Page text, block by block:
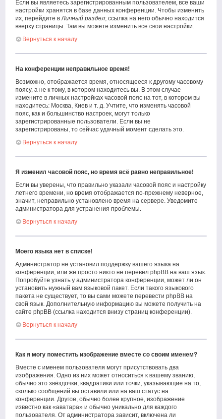
Если вы являетесь зарегистрированным пользователем, все ваши
настройки хранятся в базе данных конференции. Чтобы изменить
их, перейдите вЛичный раздел; ссылка на него обычно находится
вверху страницы. Там вы можете изменить все свои настройки.
Вернуться к началу
На конференции неправильное время!
Возможно, отображается время, относящееся к другому часовому
поясу, а не к тому, в котором находитесь вы. В этом случае
измените в личных настройках часовой пояс на тот, в котором вы
находитесь: Москва, Киев и т. д. Учтите, что изменять часовой
пояс, как и большинство настроек, могут только
зарегистрированные пользователи. Если вы не
зарегистрированы, то сейчас удачный момент сделать это.
Вернуться к началу
Я изменил часовой пояс, но время всё равно неправильное!
Если вы уверены, что правильно указали часовой пояс и настройку
летнего времени, но время отображается по-прежнему неверное,
значит, неправильно установлено время на сервере. Уведомите
администратора для устранения проблемы.
Вернуться к началу
Моего языка нет в списке!
Администратор не установил поддержку вашего языка на
конференции, или же просто никто не перевёл phpBB на ваш язык.
Попробуйте узнать у администратора конференции, может ли он
установить нужный вам языковой пакет. Если такого языкового
пакета не существует, то вы сами можете перевести phpBB на
свой язык. Дополнительную информацию вы можете получить на
сайте phpBB (ссылка находится внизу страниц конференции).
Вернуться к началу
Как я могу поместить изображение вместе со своим именем?
Вместе с именем пользователя могут присутствовать два
изображения. Одно из них может относиться к вашему званию,
обычно это звёздочки, квадратики или точки, указывающие на то,
сколько сообщений вы оставили или на ваш статус на
конференции. Другое, обычно более крупное, изображение
известно как «аватара» и обычно уникально для каждого
пользователя. От администратора зависит, включена ли